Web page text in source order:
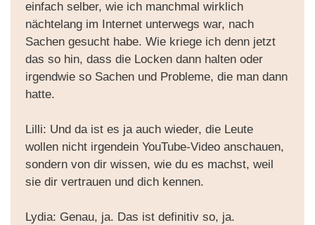
einfach selber, wie ich manchmal wirklich
nächtelang im Internet unterwegs war, nach
Sachen gesucht habe. Wie kriege ich denn jetzt
das so hin, dass die Locken dann halten oder
irgendwie so Sachen und Probleme, die man dann
hatte.
Lilli: Und da ist es ja auch wieder, die Leute
wollen nicht irgendein YouTube-Video anschauen,
sondern von dir wissen, wie du es machst, weil
sie dir vertrauen und dich kennen.
Lydia: Genau, ja. Das ist definitiv so, ja.